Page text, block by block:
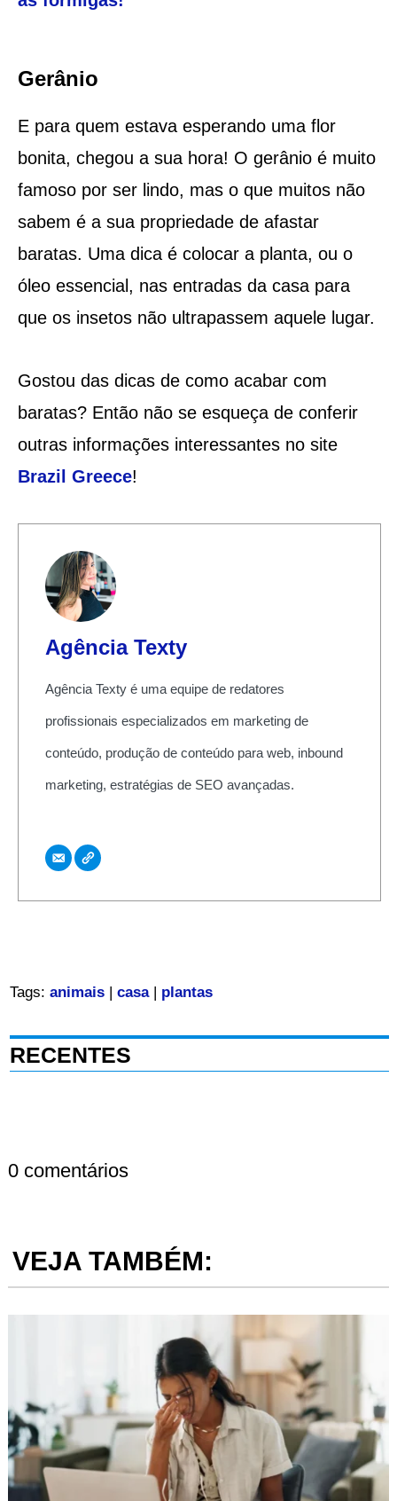
Gerânio
E para quem estava esperando uma flor
bonita, chegou a sua hora! O gerânio é muito
famoso por ser lindo, mas o que muitos não
sabem é a sua propriedade de afastar
baratas. Uma dica é colocar a planta, ou o
óleo essencial, nas entradas da casa para
que os insetos não ultrapassem aquele lugar.
Gostou das dicas de como acabar com
baratas? Então não se esqueça de conferir
outras informações interessantes no site
Brazil Greece!
Agência Texty
Agência Texty é uma equipe de redatores
profissionais especializados em marketing de
conteúdo, produção de conteúdo para web, inbound
marketing, estratégias de SEO avançadas.
Tags: animais| casa| plantas
RECENTES
0 comentários
VEJA TAMBÉM: